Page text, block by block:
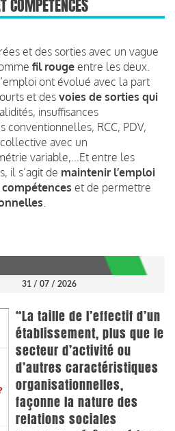
COMPÉTENCES
et des sorties avec un vague
fil rouge entre les deux.
ont évolué avec la part
et des voies de sorties qui
insuffisances
conventionnelles, RCC, PDV,
avec un
variable,…Et entre les
il s’agit de maintenir l’emploi
compétences et de permettre
31 / 07 / 2026
“La taille de l’effectif d’un
établissement, plus que le
secteur d’activité ou
d’autres caractéristiques
organisationnelles,
façonne la nature des
relations sociales